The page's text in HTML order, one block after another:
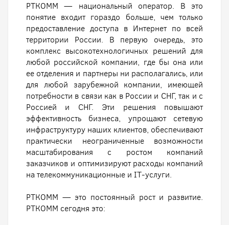
РТКОММ — национальный оператор. В это
понятие входит гораздо больше, чем только
предоставление доступа в Интернет по всей
территории России. В первую очередь, это
комплекс высокотехнологичных решений для
любой российской компании, где бы она или
ее отделения и партнеры ни располагались, или
для любой зарубежной компании, имеющей
потребности в связи как в России и СНГ, так и с
Россией и СНГ. Эти решения повышают
эффективность бизнеса, упрощают сетевую
инфраструктуру наших клиентов, обеспечивают
практически неограниченные возможности
масштабирования с ростом компаний
заказчиков и оптимизируют расходы компаний
на телекоммуникационные и IT-услуги.
РТКОММ — это постоянный рост и развитие.
РТКОММ сегодня это: